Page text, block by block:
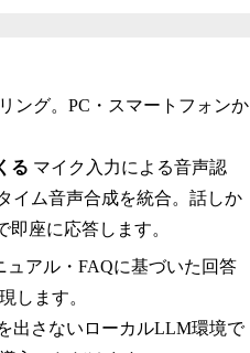
ング。PC・スマートフォンか
る マイク入力による音声認
イム音声合成を統合。話しか
座に応答します。
アル・FAQに基づいた回答
します。
出さないローカルLLM環境で